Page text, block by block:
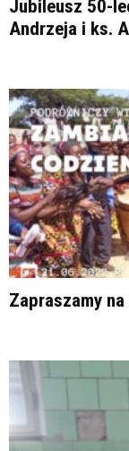
Jubileusz 50-
Andrzeja i ks.
Zapraszamy